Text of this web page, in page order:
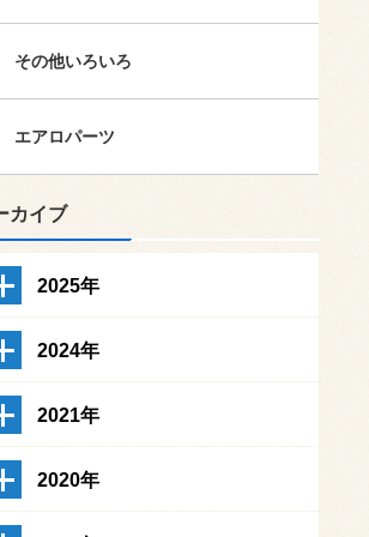
その他いろいろ
エアロパーツ
カイブ
2025年
2024年
2021年
2020年